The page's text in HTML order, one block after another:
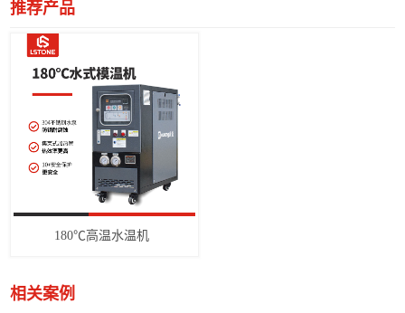
推荐产品
180℃高温水温机
相关案例